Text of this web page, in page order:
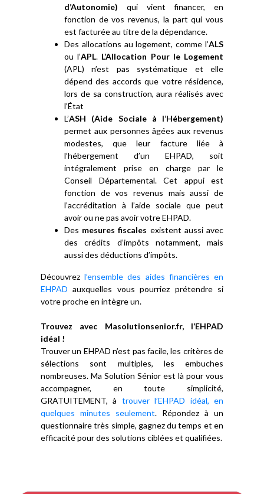
d’Autonomie) qui vient financer, en
fonction de vos revenus, la part qui vous
est facturée au titre de la dépendance.
Des allocations au logement, comme l’ALS
ou l’APL. L’Allocation Pour le Logement
(APL) n’est pas systématique et elle
dépend des accords que votre résidence,
lors de sa construction, aura réalisés avec
l’État
L’ASH (Aide Sociale à l’Hébergement)
permet aux personnes âgées aux revenus
modestes, que leur facture liée à
l’hébergement d’un EHPAD, soit
intégralement prise en charge par le
Conseil Départemental. Cet appui est
fonction de vos revenus mais aussi de
l’accréditation à l’aide sociale que peut
avoir ou ne pas avoir votre EHPAD.
Des mesures fiscales existent aussi avec
des crédits d’impôts notamment, mais
aussi des déductions d’impôts.
Découvrezl’ensemble des aides financières en
EHPADauxquelles vous pourriez prétendre si
votre proche en intègre un.
Trouvez avec Masolutionsenior.fr, l’EHPAD
idéal !
Trouver un EHPAD n’est pas facile, les critères de
sélections sont multiples, les embuches
nombreuses. Ma Solution Sénior est là pour vous
accompagner, en toute simplicité,
GRATUITEMENT, à trouver l’EHPAD idéal, en
quelques minutes seulement. Répondez à un
questionnaire très simple, gagnez du temps et en
efficacité pour des solutions ciblées et qualifiées.